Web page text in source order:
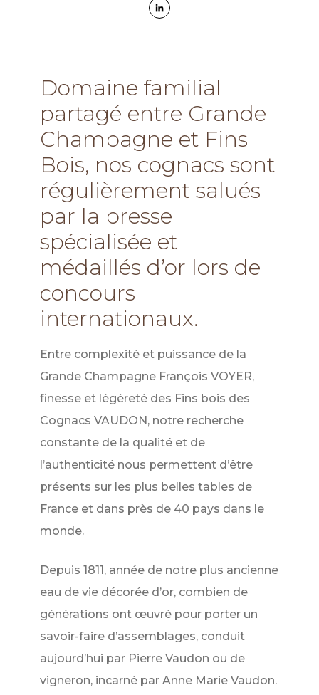
Domaine familial
partagé entre Grande
Champagne et Fins
Bois, nos cognacs sont
régulièrement salués
par la presse
spécialisée et
médaillés d’or lors de
concours
internationaux.
Entre complexité et puissance de la
Grande Champagne François VOYER,
finesse et légèreté des Fins bois des
Cognacs VAUDON, notre recherche
constante de la qualité et de
l’authenticité nous permettent d’être
présents sur les plus belles tables de
France et dans près de 40 pays dans le
monde.
Depuis 1811, année de notre plus ancienne
eau de vie décorée d’or, combien de
générations ont œuvré pour porter un
savoir-faire d’assemblages, conduit
aujourd’hui par Pierre Vaudon ou de
vigneron, incarné par Anne Marie Vaudon.